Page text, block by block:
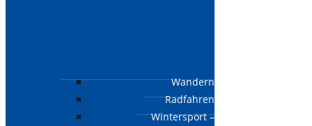
Wandern
Radfahren
Wintersport –